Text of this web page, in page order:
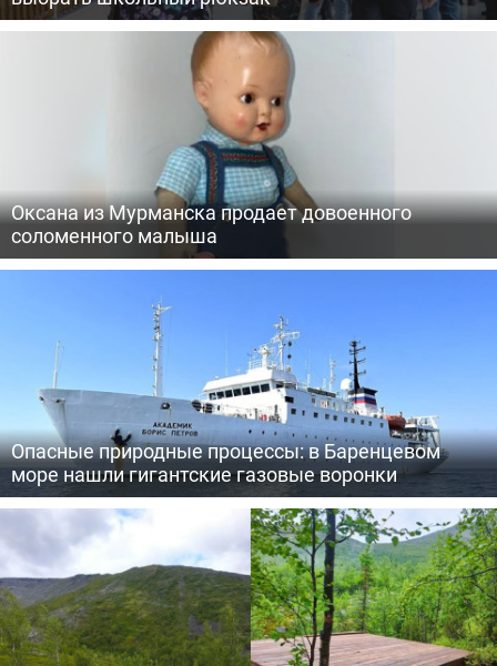
Оксана из Мурманска продает довоенного
соломенного малыша
Опасные природные процессы: в Баренцевом
море нашли гигантские газовые воронки